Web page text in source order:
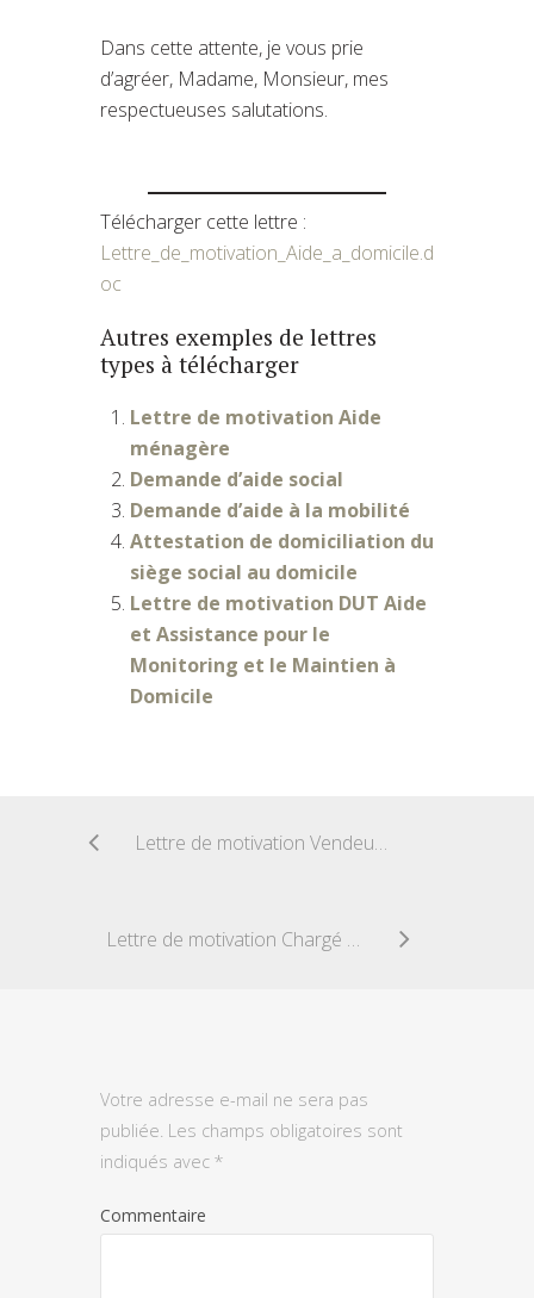
Dans cette attente, je vous prie
d’agréer, Madame, Monsieur, mes
respectueuses salutations.
Télécharger cette lettre :
Lettre_de_motivation_Aide_a_domicile.d
oc
Autres exemples de lettres
types à télécharger
Lettre de motivation Aide
ménagère
Demande d’aide social
Demande d’aide à la mobilité
Attestation de domiciliation du
siège social au domicile
Lettre de motivation DUT Aide
et Assistance pour le
Monitoring et le Maintien à
Domicile
Lettre de motivation Vendeur en Bricolage
Lettre de motivation Chargé de clientele
Votre adresse e-mail ne sera pas
publiée. Les champs obligatoires sont
indiqués avec *
Commentaire